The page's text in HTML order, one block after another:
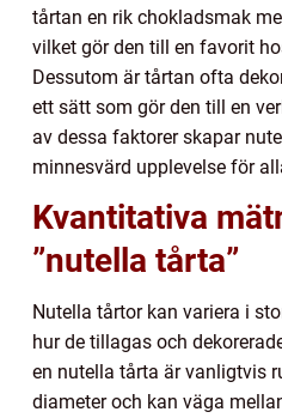
tårtan en rik chokladsmak
vilket gör den till en favorit
Dessutom är tårtan ofta
ett sätt som gör den till en
av dessa faktorer skapar
minnesvärd upplevelse för
Kvantitativa
”nutella tårta”
Nutella tårtor kan variera i
hur de tillagas och
en nutella tårta är vanligtvis
diameter och kan väga